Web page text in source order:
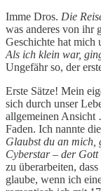
Imme Dros. Die
was anderes von ihr
Geschichte hat mich
Als ich klein war,
Ungefähr so, der
Erste Sätze! Mein
sich durch unser
allgemeinen
Faden. Ich nannte
Glaubst du an mich,
Cyberstar – der Gott
zu überarbeiten,
glaube, wenn ich